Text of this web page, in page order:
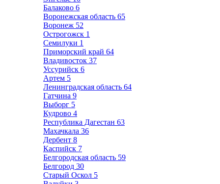
Балаково 6
Воронежская область 65
Воронеж 52
Острогожск 1
Семилуки 1
Приморский край 64
Владивосток 37
Уссурийск 6
Артем 5
Ленинградская область 64
Гатчина 9
Выборг 5
Кудрово 4
Республика Дагестан 63
Махачкала 36
Дербент 8
Каспийск 7
Белгородская область 59
Белгород 30
Старый Оскол 5